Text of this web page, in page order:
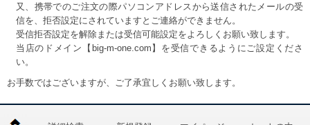
又、携帯でのご注文の際パソコンアドレスから送信されたメールの受
信を、拒否設定にされていますとご連絡ができません。
受信拒否設定を解除または受信可能設定をよろしくお願い致します。
当店のドメイン【big-m-one.com】を受信できるようにご設定くださ
い。
お手数ではございますが、ご了承宜しくお願い致します。